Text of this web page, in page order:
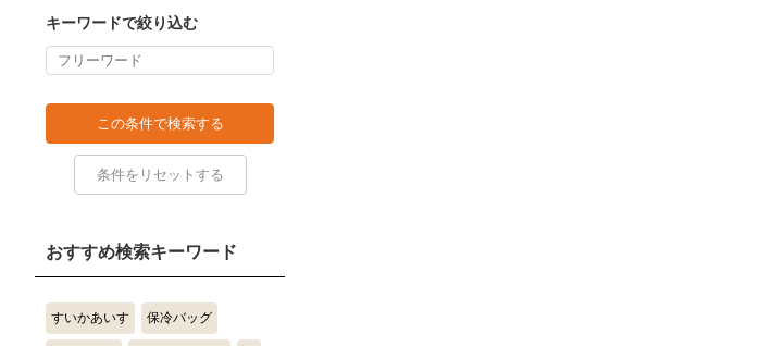
キーワードで絞り込む
おすすめ検索キーワード
すいかあいす 保冷バッグ